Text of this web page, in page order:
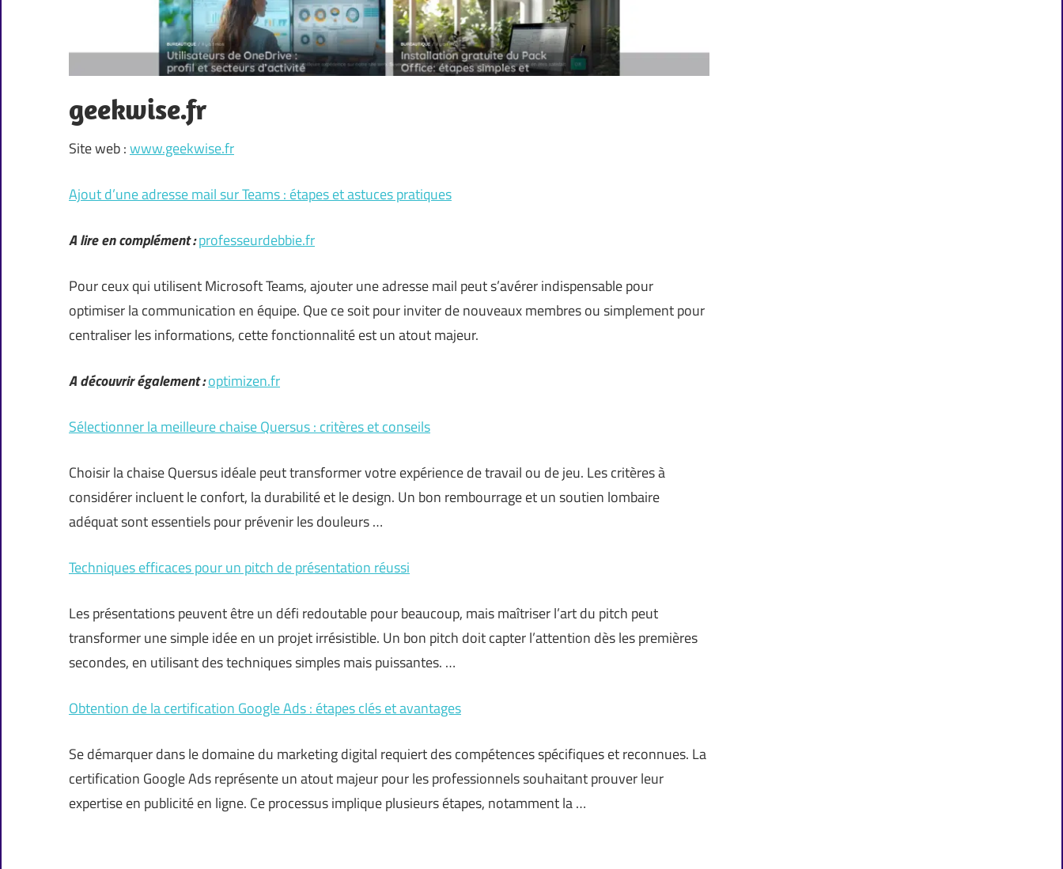
geekwise.fr
Site web :www.geekwise.fr
Ajout d’une adresse mail sur Teams : étapes et astuces pratiques
A lire en complément :professeurdebbie.fr
Pour ceux qui utilisent Microsoft Teams, ajouter une adresse mail peut s’avérer indispensable pour
optimiser la communication en équipe. Que ce soit pour inviter de nouveaux membres ou simplement pour
centraliser les informations, cette fonctionnalité est un atout majeur.
A découvrir également :optimizen.fr
Sélectionner la meilleure chaise Quersus : critères et conseils
Choisir la chaise Quersus idéale peut transformer votre expérience de travail ou de jeu. Les critères à
considérer incluent le confort, la durabilité et le design. Un bon rembourrage et un soutien lombaire
adéquat sont essentiels pour prévenir les douleurs …
Techniques efficaces pour un pitch de présentation réussi
Les présentations peuvent être un défi redoutable pour beaucoup, mais maîtriser l’art du pitch peut
transformer une simple idée en un projet irrésistible. Un bon pitch doit capter l’attention dès les premières
secondes, en utilisant des techniques simples mais puissantes. …
Obtention de la certification Google Ads : étapes clés et avantages
Se démarquer dans le domaine du marketing digital requiert des compétences spécifiques et reconnues. La
certification Google Ads représente un atout majeur pour les professionnels souhaitant prouver leur
expertise en publicité en ligne. Ce processus implique plusieurs étapes, notamment la …